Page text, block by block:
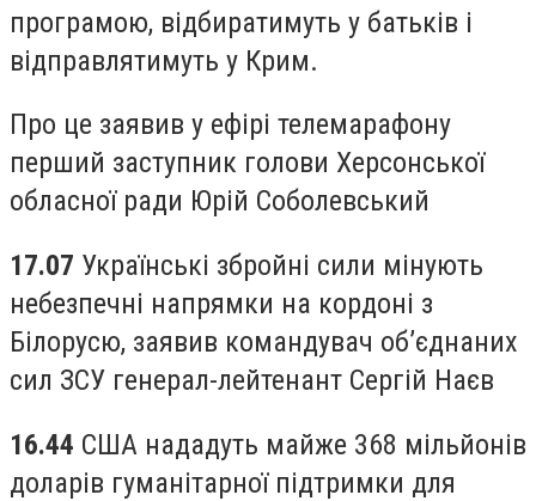
програмою, відбиратимуть у батьків і
відправлятимуть у Крим.
Про це заявив у ефірі телемарафону
перший заступник голови Херсонської
обласної ради Юрій Соболевський
17.07 Українські збройні сили мінують
небезпечні напрямки на кордоні з
Білорусю, заявив командувач об’єднаних
сил ЗСУ генерал-лейтенант Сергій Наєв
16.44 США нададуть майже 368 мільйонів
доларів гуманітарної підтримки для